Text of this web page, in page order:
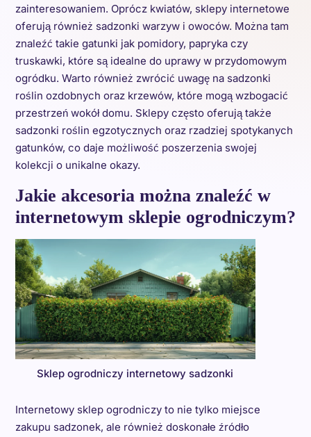
zainteresowaniem. Oprócz kwiatów, sklepy internetowe
oferują również sadzonki warzyw i owoców. Można tam
znaleźć takie gatunki jak pomidory, papryka czy
truskawki, które są idealne do uprawy w przydomowym
ogródku. Warto również zwrócić uwagę na sadzonki
roślin ozdobnych oraz krzewów, które mogą wzbogacić
przestrzeń wokół domu. Sklepy często oferują także
sadzonki roślin egzotycznych oraz rzadziej spotykanych
gatunków, co daje możliwość poszerzenia swojej
kolekcji o unikalne okazy.
Jakie akcesoria można znaleźć w
internetowym sklepie ogrodniczym?
Sklep ogrodniczy internetowy sadzonki
Internetowy sklep ogrodniczy to nie tylko miejsce
zakupu sadzonek, ale również doskonałe źródło